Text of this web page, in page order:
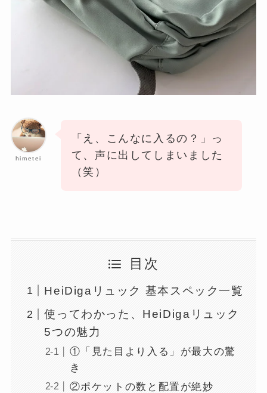
himetei
「え、こんなに入るの？」っ
て、声に出してしまいました
（笑）
目次
HeiDigaリュック 基本スペック一覧
使ってわかった、HeiDigaリュック
5つの魅力
①「見た目より入る」が最大の驚
き
②ポケットの数と配置が絶妙